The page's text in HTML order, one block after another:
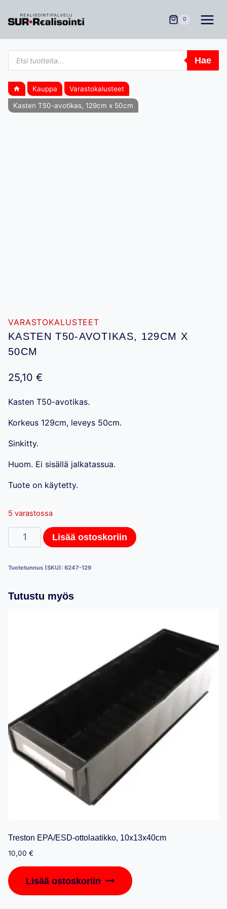
sisältöön
0
Products
search
Hae
Kauppa Varastokalusteet
Kasten T50-avotikas, 129cm x 50cm
VARASTOKALUSTEET
KASTEN T50-AVOTIKAS, 129CM X
50CM
25,10 €
Kasten T50-avotikas.
Korkeus 129cm, leveys 50cm.
Sinkitty.
Huom. Ei sisällä jalkatassua.
Tuote on käytetty.
5 varastossa
Kasten
T50-
129cm
50cm
Lisää ostoskoriin
Tuotetunnus (SKU): 6247-129
Tutustu myös
Treston EPA/ESD-ottolaatikko, 10x13x40cm
10,00 €
Lisää ostoskoriin